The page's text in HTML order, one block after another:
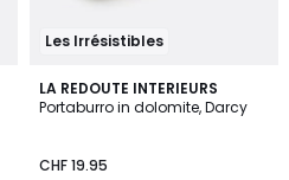
Les Irrésistibles
LA REDOUTE INTERIEURS
Portaburro in dolomite, Darcy
CHF 19.95
4.8
/ 5